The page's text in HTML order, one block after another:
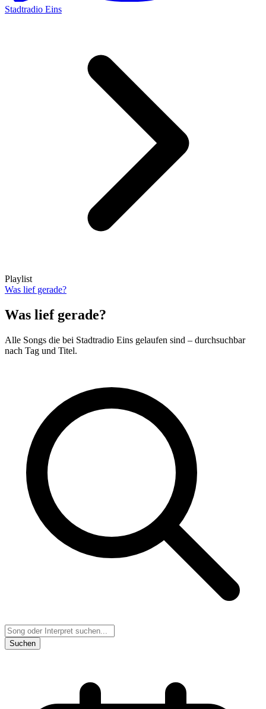
Stadtradio Eins
Playlist
Was lief gerade?
Was lief gerade?
Alle Songs die bei Stadtradio Eins gelaufen sind – durchsuchbar
nach Tag und Titel.
Suchen